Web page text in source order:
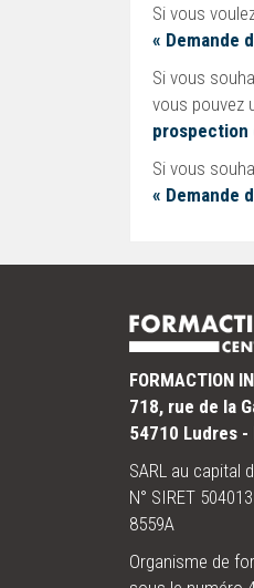
Si vous
« Demande
Si vous
vous pouvez
prospection
Si vous
« Demande
FORMACTION
718, rue de la
54710 Ludres -
SARL au capital
N° SIRET
8559A
Organisme de